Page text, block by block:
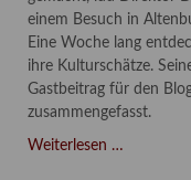
einem Besuch in
Eine Woche lang
ihre Kulturschätze.
Gastbeitrag für den
zusammengefasst.
Weiterlesen …